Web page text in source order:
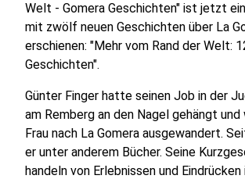
Welt - Gomera Geschichten" ist jetzt
mit zwölf neuen Geschichten über La
erschienen: "Mehr vom Rand der Welt:
Geschichten".
Günter Finger hatte seinen Job in der
am Remberg an den Nagel gehängt
Frau nach La Gomera ausgewandert.
er unter anderem Bücher. Seine
handeln von Erlebnissen und Eindrücken